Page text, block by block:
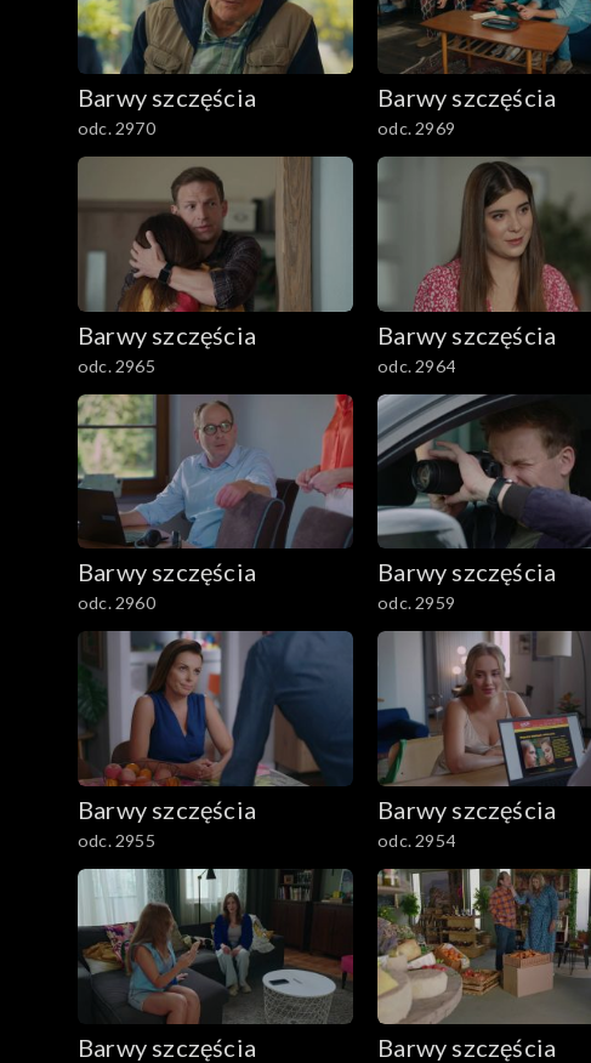
801–900
782–800
Barwy szczęścia
odc. 2970
Barwy szczęścia
odc. 2969
Barwy szczęścia
odc. 2965
Barwy szczęścia
odc. 2964
Barwy szczęścia
odc. 2960
Barwy szczęścia
odc. 2959
Barwy szczęścia
odc. 2955
Barwy szczęścia
odc. 2954
Barwy szczęścia Barwy szczęścia